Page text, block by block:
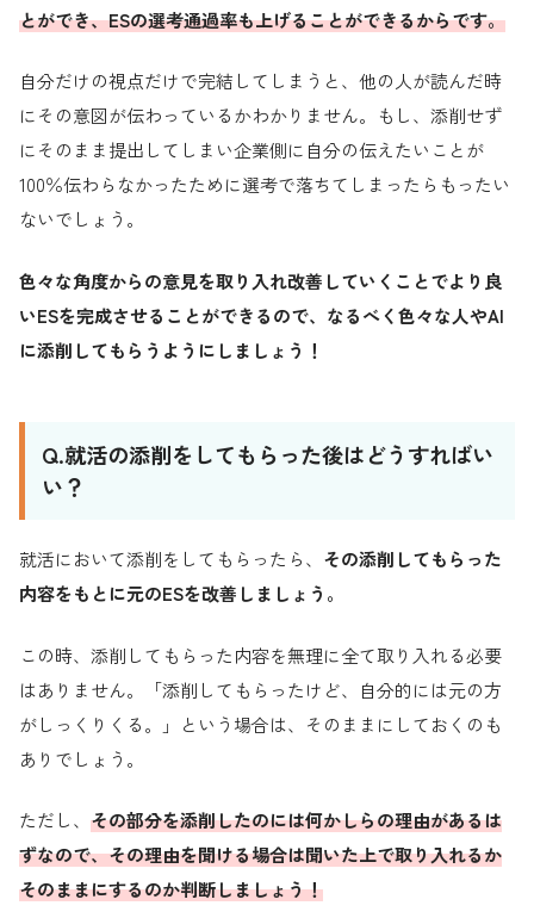
とができ、ESの選考通過率も上げることができるからです。
自分だけの視点だけで完結してしまうと、他の人が読んだ時
にその意図が伝わっているかわかりません。もし、添削せず
にそのまま提出してしまい企業側に自分の伝えたいことが
100％伝わらなかったために選考で落ちてしまったらもったい
ないでしょう。
色々な角度からの意見を取り入れ改善していくことでより良
いESを完成させることができるので、なるべく色々な人やAI
に添削してもらうようにしましょう！
Q.就活の添削をしてもらった後はどうすればい
い？
就活において添削をしてもらったら、 その添削してもらった
内容をもとに元のESを改善しましょう。
この時、添削してもらった内容を無理に全て取り入れる必要
はありません。「添削してもらったけど、自分的には元の方
がしっくりくる。」という場合は、そのままにしておくのも
ありでしょう。
ただし、 その部分を添削したのには何かしらの理由があるは
ずなので、その理由を聞ける場合は聞いた上で取り入れるか
そのままにするのか判断しましょう！